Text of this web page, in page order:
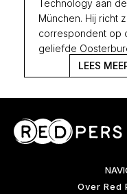
Technology aan
München. Hij richt
correspondent op
geliefde
LEES
Over Red